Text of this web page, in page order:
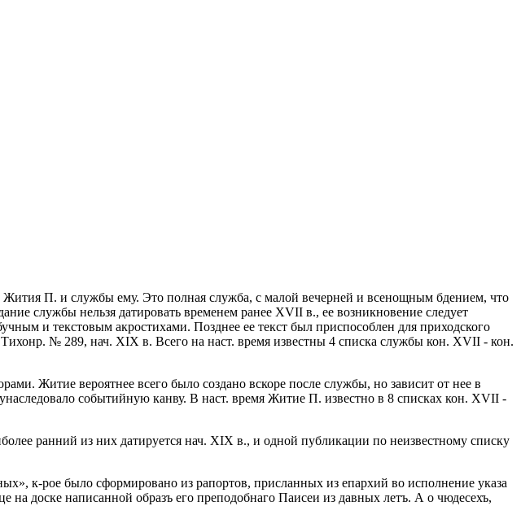
П. и службы ему. Это полная служба, с малой вечерней и всенощным бдением, что
службы нельзя датировать временем ранее XVII в., ее возникновение следует
и текстовым акростихами. Позднее ее текст был приспособлен для приходского
№ 289, нач. XIX в. Всего на наст. время известны 4 списка службы кон. XVII - кон.
Житие вероятнее всего было создано вскоре после службы, но зависит от нее в
событийную канву. В наст. время Житие П. известно в 8 списках кон. XVII -
ранний из них датируется нач. XIX в., и одной публикации по неизвестному списку
к-рое было сформировано из рапортов, присланных из епархий во исполнение указа
доске написанной образъ его преподобнаго Паисеи из давных летъ. А о чюдесехъ,